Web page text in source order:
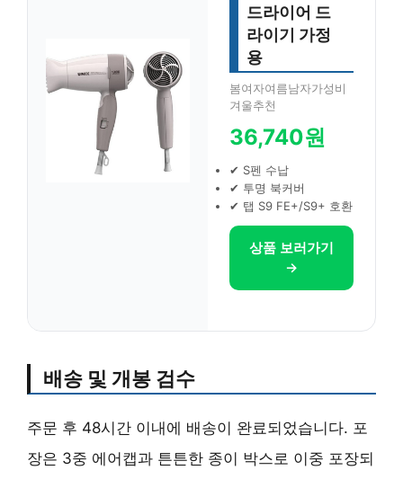
드라이어 드
라이기 가정
용
봄여자여름남자가성비
겨울추천
36,740원
✔ S펜 수납
✔ 투명 북커버
✔ 탭 S9 FE+/S9+ 호환
상품 보러가기
→
배송 및 개봉 검수
주문 후 48시간 이내에 배송이 완료되었습니다. 포
장은 3중 에어캡과 튼튼한 종이 박스로 이중 포장되